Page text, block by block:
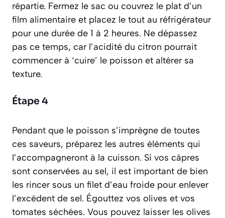
répartie. Fermez le sac ou couvrez le plat d’un
film alimentaire et placez le tout au réfrigérateur
pour une durée de 1 à 2 heures. Ne dépassez
pas ce temps, car l’acidité du citron pourrait
commencer à ‘cuire’ le poisson et altérer sa
texture.
Étape 4
Pendant que le poisson s’imprègne de toutes
ces saveurs, préparez les autres éléments qui
l’accompagneront à la cuisson. Si vos câpres
sont conservées au sel, il est important de bien
les rincer sous un filet d’eau froide pour enlever
l’excédent de sel. Égouttez vos olives et vos
tomates séchées. Vous pouvez laisser les olives